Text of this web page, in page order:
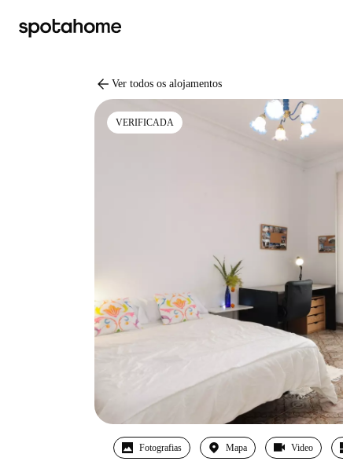
arrow_back Ver todos os alojamentos
VERIFICADA
Fotografias Mapa Video